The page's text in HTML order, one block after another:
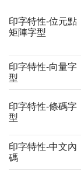
印字特性-位元點
矩陣字型
印字特性-向量字
型
印字特性-條碼字
型
印字特性-中文內
碼